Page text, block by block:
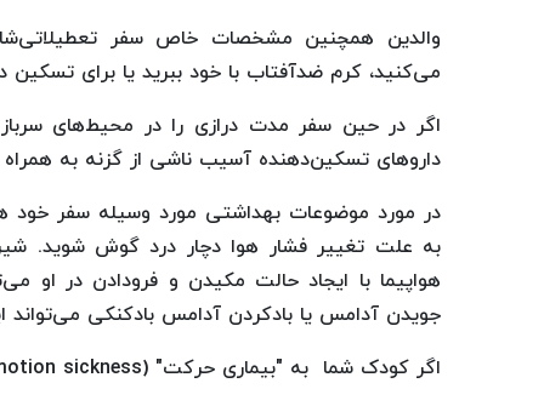
والدین همچنین مشخصات خاص سفر
می‌کنید، کرم ضدآفتاب با خود ببرید یا برای
اگر در حین سفر مدت درازی را در محیط‌های
داروهای تسکین‌دهنده آسیب ناشی از گزنه به همراه
در مورد موضوعات بهداشتی مورد وسیله سفر خود
به علت تغییر فشار هوا دچار درد گوش شوید.
هواپیما با ایجاد حالت مکیدن و فرودادن در
جویدن آدامس یا بادکردن آدامس بادکنکی می‌تواند
اگر کودک شما به "بیماری حرکت" (motion sickness) حساس است، او را در وسط هواپیما روی بال‌ها ننشانید.